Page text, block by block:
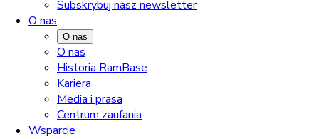
Subskrybuj nasz newsletter
O nas
O nas
O nas
Historia RamBase
Kariera
Media i prasa
Centrum zaufania
Wsparcie